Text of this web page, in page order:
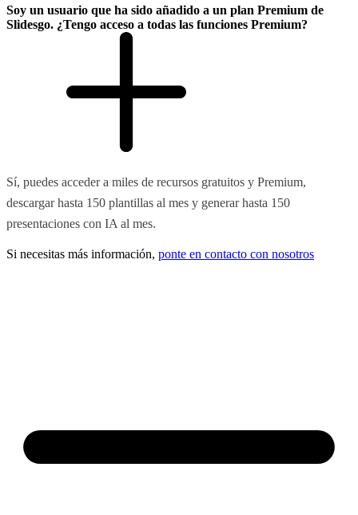
Soy un usuario que ha sido añadido a un plan Premium de
Slidesgo. ¿Tengo acceso a todas las funciones Premium?
Sí, puedes acceder a miles de recursos gratuitos y Premium,
descargar hasta 150 plantillas al mes y generar hasta 150
presentaciones con IA al mes.
Si necesitas más información, ponte en contacto con nosotros